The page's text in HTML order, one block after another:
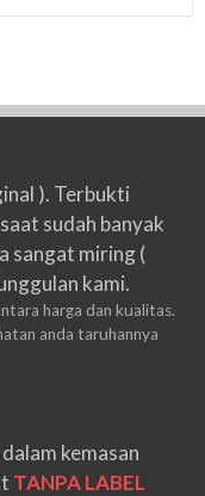
). Terbukti
sudah banyak
sangat miring (
kami.
harga dan kualitas.
anda taruhannya
kemasan
TANPA LABEL